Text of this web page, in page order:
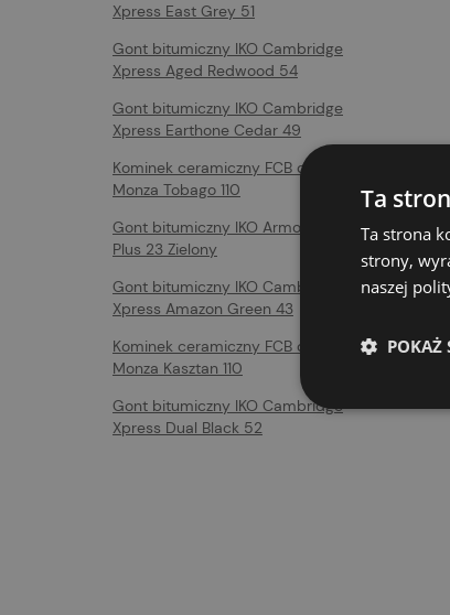
Xpress East Grey 51
Gont bitumiczny IKO Cambridge
Xpress Aged Redwood 54
Gont bitumiczny IKO Cambridge
Xpress Earthone Cedar 49
Kominek ceramiczny FCB do ROBEN
Monza Tobago 110
Gont bitumiczny IKO Armourshield
Plus 23 Zielony
Gont bitumiczny IKO Cambridge
Xpress Amazon Green 43
Kominek ceramiczny FCB do ROBEN
Monza Kasztan 110
Gont bitumiczny IKO Cambridge
Xpress Dual Black 52
Ta
Ta strona
strony,
naszej
POKAŻ